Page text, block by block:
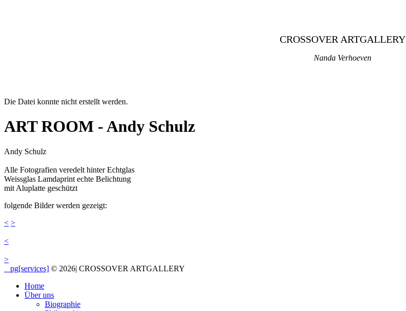
CROSSOVER ARTGALLERY
Nanda Verhoeven
Die Datei konnte nicht erstellt werden.
ART ROOM - Andy Schulz
Andy Schulz
Alle Fotografien veredelt hinter Echtglas
Weissglas Lamdaprint echte Belichtung
mit Aluplatte geschützt
folgende Bilder werden gezeigt:
< >
<
>
_ pg[services] © 2026| CROSSOVER ARTGALLERY
Home
Über uns
Biographie